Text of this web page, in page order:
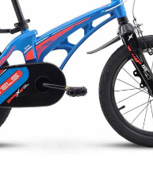
товары
сегодня только
любого банка